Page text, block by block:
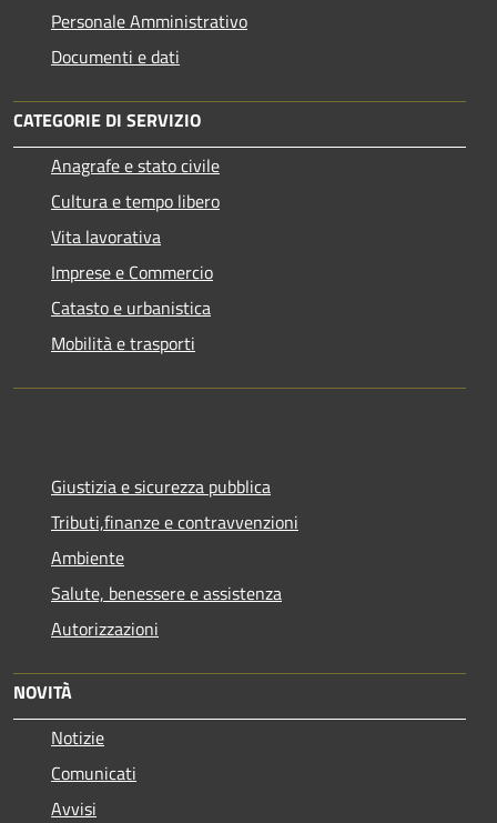
Personale Amministrativo
Documenti e dati
CATEGORIE DI SERVIZIO
Anagrafe e stato civile
Cultura e tempo libero
Vita lavorativa
Imprese e Commercio
Catasto e urbanistica
Mobilità e trasporti
Giustizia e sicurezza pubblica
Tributi,finanze e contravvenzioni
Ambiente
Salute, benessere e assistenza
Autorizzazioni
NOVITÀ
Notizie
Comunicati
Avvisi